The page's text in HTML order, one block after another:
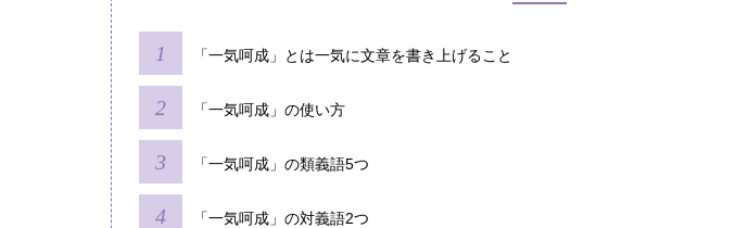
「一気呵成」とは一気に文章を書き上げること
「一気呵成」の使い方
「一気呵成」の類義語5つ
「一気呵成」の対義語2つ